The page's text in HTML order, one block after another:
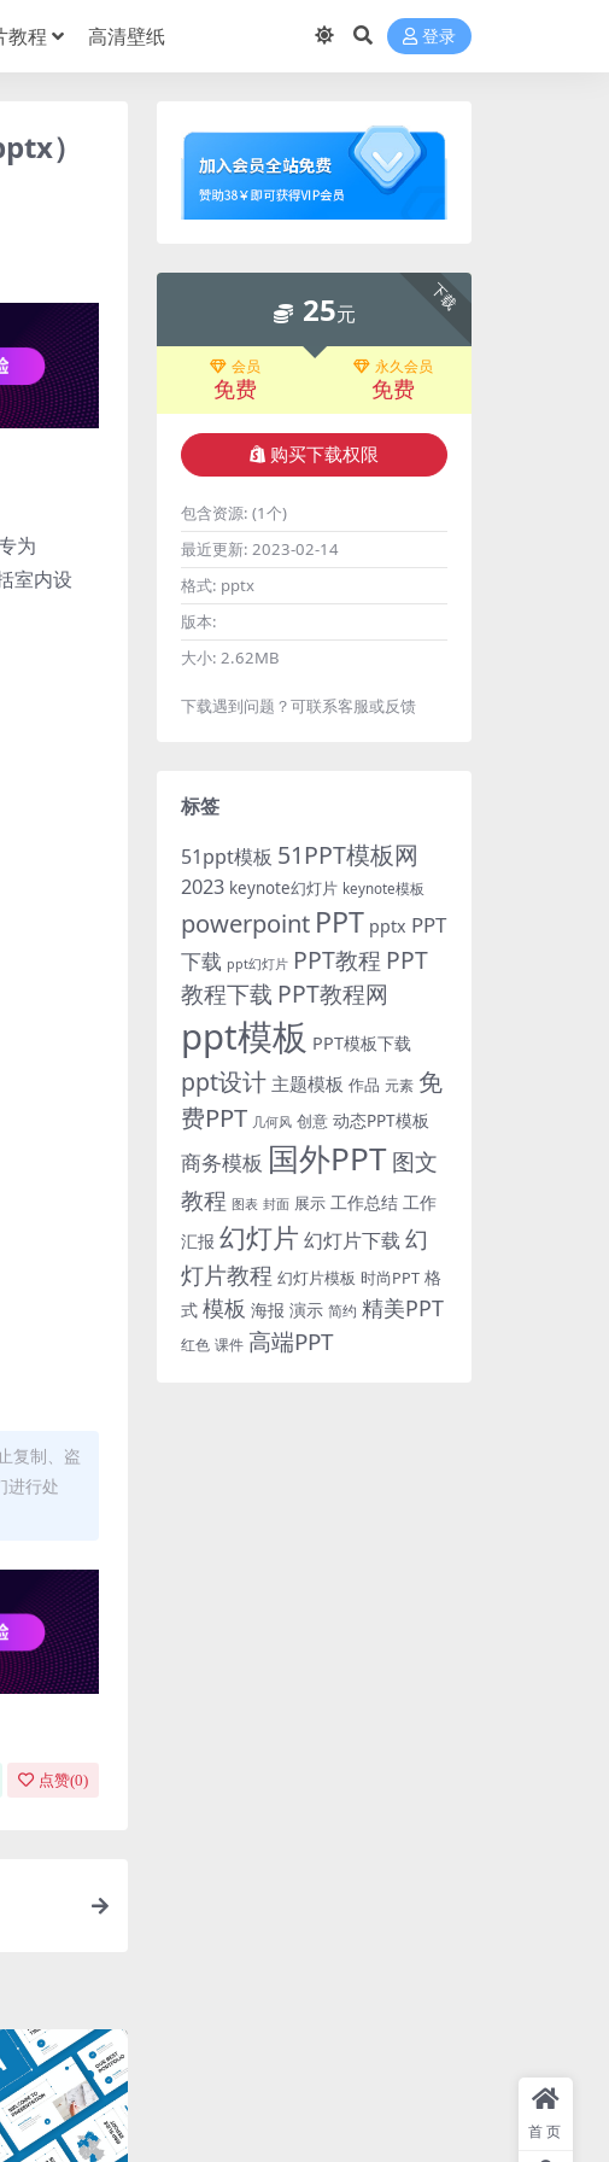
教程 高清壁纸 登录
）
为
室内设
复制、盗
进行处
点赞(0)
下载
25元
会员
免费
永久会员
免费
购买下载权限
包含资源: (1个)
最近更新: 2023-02-14
格式: pptx
版本:
大小: 2.62MB
下载遇到问题？可联系客服或反馈
标签
51ppt模板 51PPT模板网
2023 keynote幻灯片 keynote模板
powerpoint PPT pptx PPT
下载 ppt幻灯片 PPT教程 PPT
教程下载 PPT教程网
ppt模板 PPT模板下载
ppt设计 主题模板 作品 元素 免
费PPT 几何风 创意 动态PPT模板
商务模板 国外PPT图文
教程 图表 封面 展示 工作总结 工作
汇报 幻灯片 幻灯片下载 幻
灯片教程 幻灯片模板 时尚PPT 格
式 模板 海报 演示 简约 精美PPT
红色 课件 高端PPT
首页